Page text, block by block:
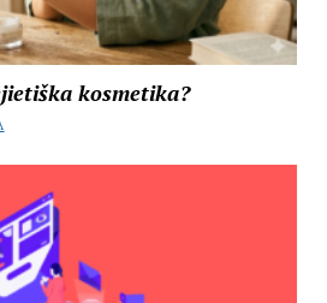
kosmetika?